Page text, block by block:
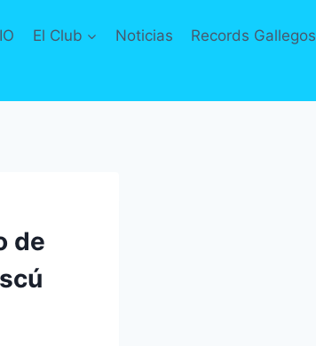
El Club Noticias Records Gallegos
de